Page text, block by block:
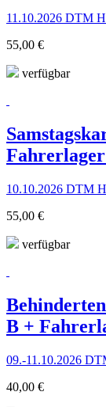
11.10.2026 DTM
55,00 €
verfügbar
10.10.2026 DTM
55,00 €
verfügbar
B +
09.-11.10.2026
40,00 €